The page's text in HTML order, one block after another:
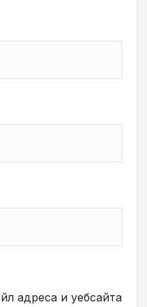
адреса и уебсайта